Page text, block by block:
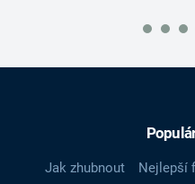
Jak zhubnout Nejlepší